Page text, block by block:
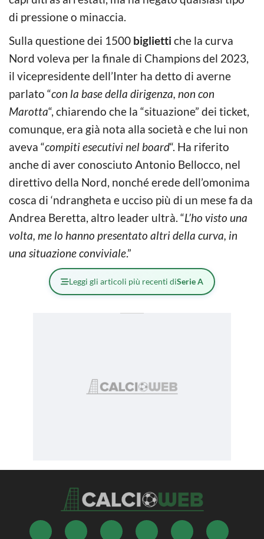
di pressione o minaccia.
Sulla questione dei 1500 biglietti che la curva
Nord voleva per la finale di Champions del 2023,
il vicepresidente dell’Inter ha detto di averne
parlato “con la base della dirigenza, non con
Marotta“, chiarendo che la “situazione” dei ticket,
comunque, era già nota alla società e che lui non
aveva “compiti esecutivi nel board“. Ha riferito
anche di aver conosciuto Antonio Bellocco, nel
direttivo della Nord, nonché erede dell’omonima
cosca di ‘ndrangheta e ucciso più di un mese fa da
Andrea Beretta, altro leader ultrà. “L’ho visto una
volta, me lo hanno presentato altri della curva, in
una situazione conviviale.”
Leggi gli articoli più recenti diSerie A